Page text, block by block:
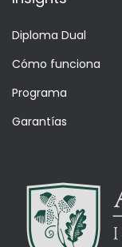
Diploma Dual
Cómo funciona
Programa
Garantías